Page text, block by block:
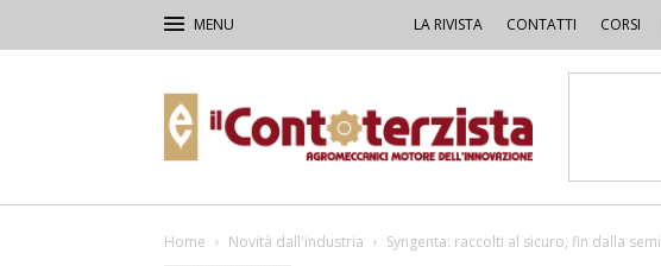
LA RIVISTA CONTATTI CORSI
Contoterzista
Home Novità dall'industria Syngenta: raccolti al sicuro, fin dalla